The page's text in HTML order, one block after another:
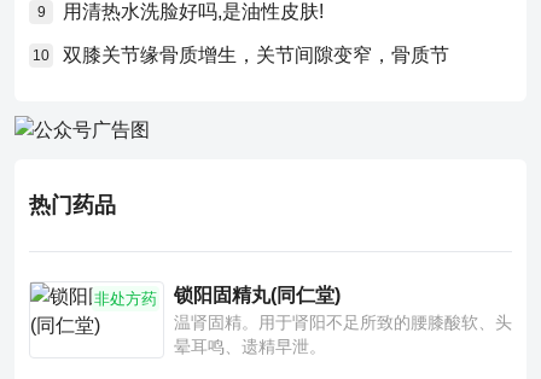
9 用清热水洗脸好吗,是油性皮肤!
10 双膝关节缘骨质增生，关节间隙变窄，骨质节
热门药品
非处方药 锁阳固精丸(同仁堂)
温肾固精。用于肾阳不足所致的腰膝酸软、头
晕耳鸣、遗精早泄。